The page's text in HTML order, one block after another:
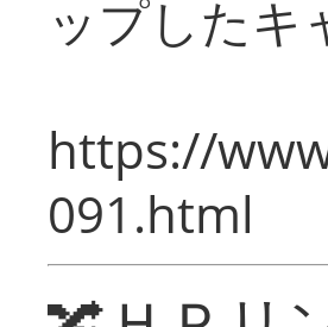
ップしたキ
https://
091.html